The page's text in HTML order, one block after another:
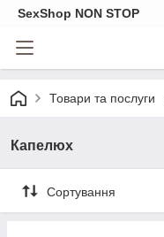
SexShop NON STOP
Товари та послуги
Капелюх
Сортування